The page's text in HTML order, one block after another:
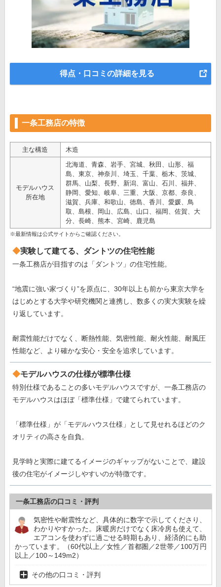
得点・口コミの詳細を見る
一条工務店の特徴
主な構造 木造
モデルハウス
所在地
北海道、青森、岩手、宮城、秋田、山形、福
島、東京、神奈川、埼玉、千葉、栃木、茨城、
群馬、山梨、長野、新潟、富山、石川、福井、
静岡、愛知、岐阜、三重、大阪、京都、奈良、
滋賀、兵庫、和歌山、徳島、香川、愛媛、鳥
取、島根、岡山、広島、山口、福岡、佐賀、大
分、長崎、熊本、宮崎、鹿児島
※最新情報は公式サイトからご確認ください。
実験して建てる、ダントツの住宅性能
一条工務店が目指すのは「ダントツ」の住宅性能。
“地震に強い家づくり”を原点に、30年以上も前から東京大学を
はじめとする大学や研究機関と連携し、数多くの実大実験を繰
り返しています。
耐震性能だけでなく、断熱性能、気密性能、耐火性能、耐風圧
性能など、より確かな安心・安全を追求しています。
モデルハウスの仕様が標準仕様
特別仕様であることの多いモデルハウスですが、一条工務店の
モデルハウスはほぼ「標準仕様」で建てられています。
「標準仕様」が「モデルハウス仕様」として見せれるほどのク
オリティの高さを自負。
見学時と実際に建てるイメージのギャップがないことで、建設
後の住宅がイメージしやすいのが特徴です。
一条工務店の口コミ・評判
気密性や耐震性など、具体的に数字で示してくださり、
わかりやすかった。床暖房だけでなく床冷房も使えて、
エアコンを使わずに過ごせる時期もあり、経済的にも助
かっています。（60代以上／女性／首都圏／2世帯／100万円
以上／100～149m2）
その他の口コミ・評判